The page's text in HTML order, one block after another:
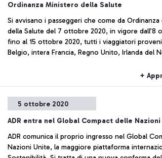
Ordinanza Ministero della Salute
Si avvisano i passeggeri che come da
della Salute del 7 ottobre 2020, in vigore dall’8
fino al 15 ottobre 2020, tutti i viaggiatori
Belgio, intera Francia, Regno Unito, Irlanda del Nord,
entrano/rientrano in Italia da questi Paesi (dopo
anche solo transito nei 14 giorni precedenti
Italia), oltre a compilare un’autodichiarazione, devono
anche:
+
5 ottobre 2020
ADR entra nel Global Compact delle
ADR comunica il proprio ingresso nel Global
Nazioni Unite, la maggiore piattaforma